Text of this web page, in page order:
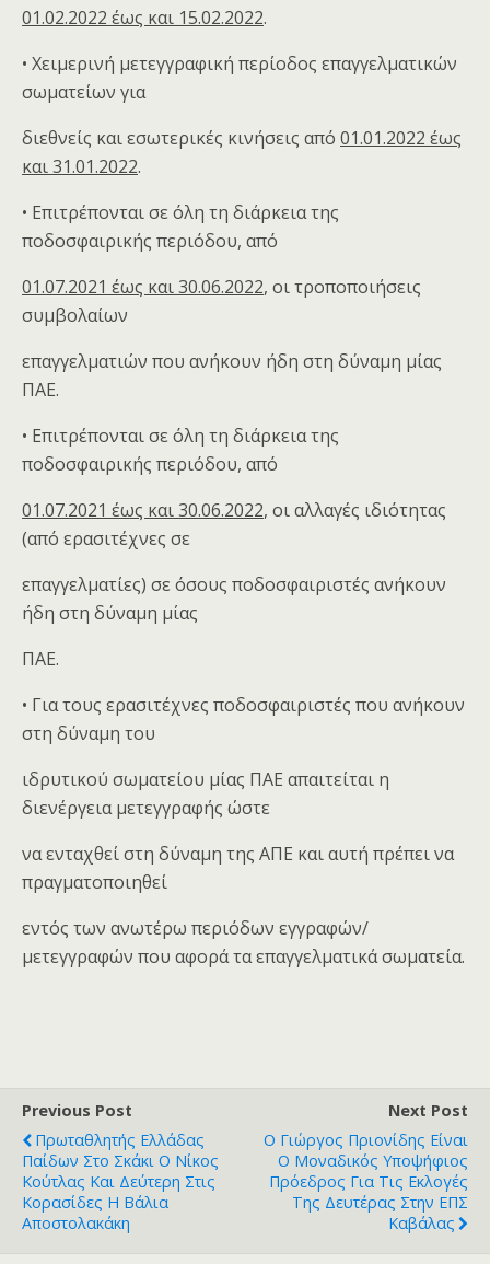
01.02.2022 έως και 15.02.2022.
• Χειμερινή μετεγγραφική περίοδος επαγγελματικών
σωματείων για
διεθνείς και εσωτερικές κινήσεις από 01.01.2022 έως
και 31.01.2022.
• Επιτρέπονται σε όλη τη διάρκεια της
ποδοσφαιρικής περιόδου, από
01.07.2021 έως και 30.06.2022, οι τροποποιήσεις
συμβολαίων
επαγγελματιών που ανήκουν ήδη στη δύναμη μίας
ΠΑΕ.
• Επιτρέπονται σε όλη τη διάρκεια της
ποδοσφαιρικής περιόδου, από
01.07.2021 έως και 30.06.2022, οι αλλαγές ιδιότητας
(από ερασιτέχνες σε
επαγγελματίες) σε όσους ποδοσφαιριστές ανήκουν
ήδη στη δύναμη μίας
ΠΑΕ.
• Για τους ερασιτέχνες ποδοσφαιριστές που ανήκουν
στη δύναμη του
ιδρυτικού σωματείου μίας ΠΑΕ απαιτείται η
διενέργεια μετεγγραφής ώστε
να ενταχθεί στη δύναμη της ΑΠΕ και αυτή πρέπει να
πραγματοποιηθεί
εντός των ανωτέρω περιόδων εγγραφών/
μετεγγραφών που αφορά τα επαγγελματικά σωματεία.
Previous Post
Πρωταθλητής Ελλάδας
Παίδων Στο Σκάκι Ο Νίκος
Κούτλας Και Δεύτερη Στις
Κορασίδες Η Βάλια
Αποστολακάκη
Next Post
Ο Γιώργος Πριονίδης Είναι
Ο Μοναδικός Υποψήφιος
Πρόεδρος Για Τις Εκλογές
Της Δευτέρας Στην ΕΠΣ
Καβάλας